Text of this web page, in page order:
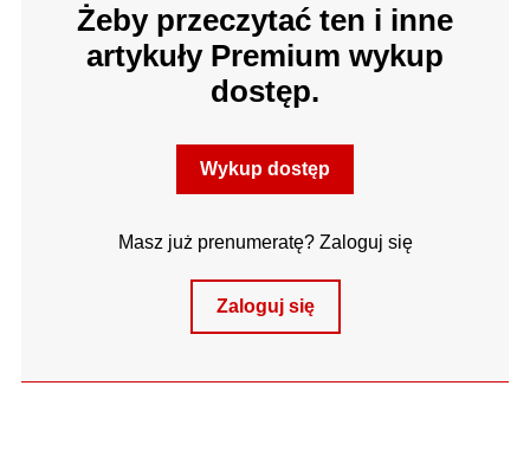
Żeby przeczytać ten i inne
artykuły Premium wykup
dostęp.
Wykup dostęp
Masz już prenumeratę? Zaloguj się
Zaloguj się